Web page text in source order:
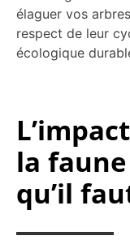
élaguer vos
respect de leur
écologique
la
qu’il